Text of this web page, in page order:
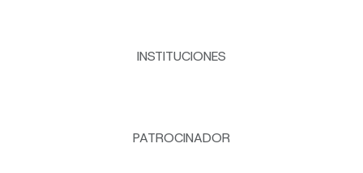
INSTITUCIONES
PATROCINADOR